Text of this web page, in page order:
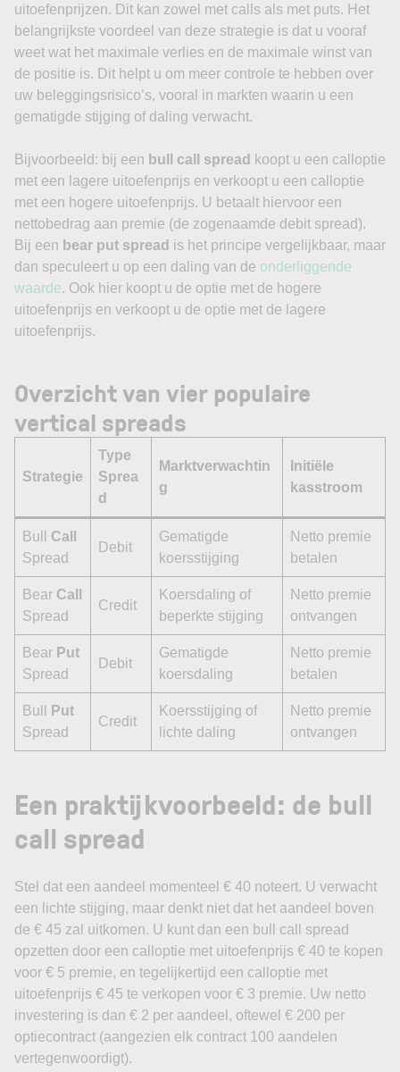
uitoefenprijzen. Dit kan zowel met calls als met puts. Het
belangrijkste voordeel van deze strategie is dat u vooraf
weet wat het maximale verlies en de maximale winst van
de positie is. Dit helpt u om meer controle te hebben over
uw beleggingsrisico’s, vooral in markten waarin u een
gematigde stijging of daling verwacht.
Bijvoorbeeld: bij een bull call spread koopt u een calloptie
met een lagere uitoefenprijs en verkoopt u een calloptie
met een hogere uitoefenprijs. U betaalt hiervoor een
nettobedrag aan premie (de zogenaamde debit spread).
Bij een bear put spread is het principe vergelijkbaar, maar
dan speculeert u op een daling van de onderliggende
waarde. Ook hier koopt u de optie met de hogere
uitoefenprijs en verkoopt u de optie met de lagere
uitoefenprijs.
Overzicht van vier populaire
vertical spreads
Strategie
Type
Sprea
d
Marktverwachtin
g
Initiële
kasstroom
Bull Call
Spread
Debit
Gematigde
koersstijging
Netto premie
betalen
Bear Call
Spread
Credit
Koersdaling of
beperkte stijging
Netto premie
ontvangen
Bear Put
Spread
Debit
Gematigde
koersdaling
Netto premie
betalen
Bull
Put
Spread
Credit
Koersstijging of
lichte daling
Netto premie
ontvangen
Een praktijkvoorbeeld: de bull
call spread
Stel dat een aandeel momenteel € 40 noteert. U verwacht
een lichte stijging, maar denkt niet dat het aandeel boven
de € 45 zal uitkomen. U kunt dan een bull call spread
opzetten door een calloptie met uitoefenprijs € 40 te kopen
voor € 5 premie, en tegelijkertijd een calloptie met
uitoefenprijs € 45 te verkopen voor € 3 premie. Uw netto
investering is dan € 2 per aandeel, oftewel € 200 per
optiecontract (aangezien elk contract 100 aandelen
vertegenwoordigt).